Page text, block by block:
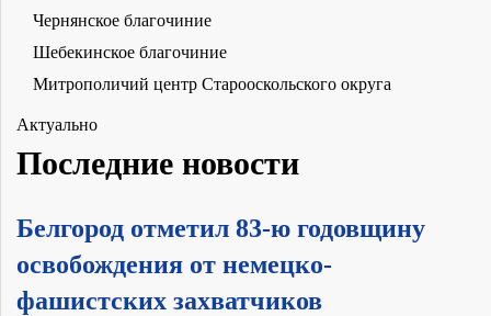
Чернянское благочиние
Шебекинское благочиние
Митрополичий центр Старооскольского округа
Актуально
Последние новости
Белгород отметил 83-ю годовщину
освобождения от немецко-
фашистских захватчиков